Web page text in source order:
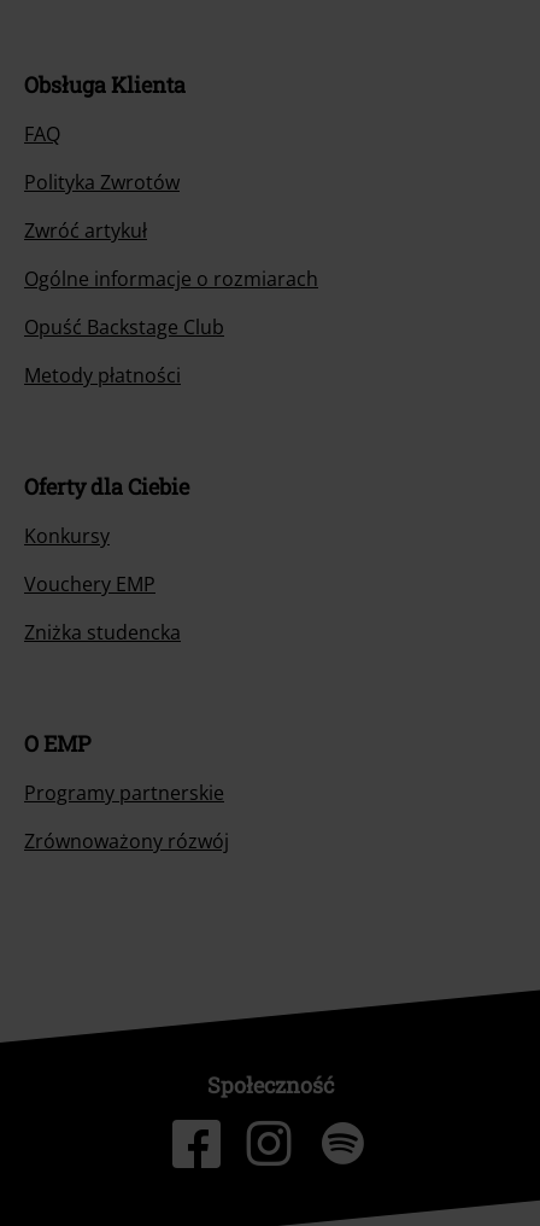
Obsługa Klienta
FAQ
Polityka Zwrotów
Zwróć artykuł
Ogólne informacje o rozmiarach
Opuść Backstage Club
Metody płatności
Oferty dla Ciebie
Konkursy
Vouchery EMP
Zniżka studencka
O EMP
Programy partnerskie
Zrównoważony rózwój
Społeczność